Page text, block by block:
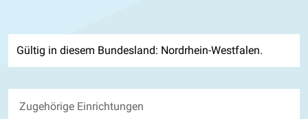
Gültig in diesem Bundesland: Nordrhein-Westfalen.
Zugehörige Einrichtungen